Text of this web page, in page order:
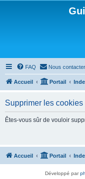
FAQ Nous contacter
Accueil Portail
Supprimer les cookies
Êtes-vous sûr de vouloir
Accueil Portail
Développé par